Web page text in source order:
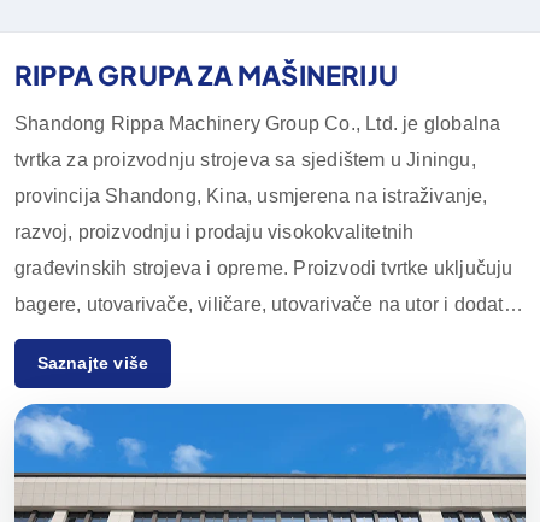
RIPPA GRUPA ZA MAŠINERIJU
Shandong Rippa Machinery Group Co., Ltd. je globalna
tvrtka za proizvodnju strojeva sa sjedištem u Jiningu,
provincija Shandong, Kina, usmjerena na istraživanje,
razvoj, proizvodnju i prodaju visokokvalitetnih
građevinskih strojeva i opreme. Proizvodi tvrtke uključuju
bagere, utovarivače, viličare, utovarivače na utor i dodatnu
opremu, koji se široko koriste u poljoprivredi,
građevinarstvu, rudarstvu i drugim industrijama.
Zahvaljujući inovativnim istraživačkim i razvojnim
sposobnostima te strogoj kontroli kvalitete, oprema tvrtke
Rippa Machinery uživa visok ugled diljem svijeta.
Saznajte više